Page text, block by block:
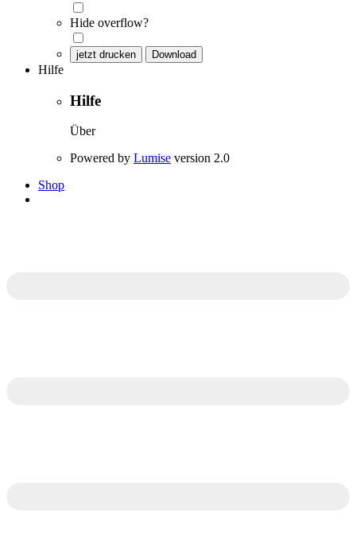
Hide overflow?
jetzt drucken Download
Hilfe
Hilfe
Über
Powered by Lumise version 2.0
Shop